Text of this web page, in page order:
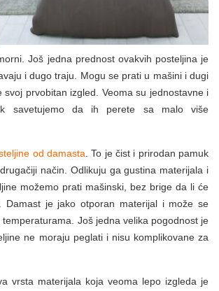
Još jedna prednost ovakvih posteljina je
i dugo traju. Mogu se prati u mašini i dugi
svoj prvobitan izgled. Veoma su jednostavne i
savetujemo da ih perete sa malo više
od damasta . To je čist i prirodan pamuk
način. Odlikuju ga gustina materijala i
možemo prati mašinski, bez brige da li će
Damast je jako otporan materijal i može se
Još jedna velika pogodnost je
ne moraju peglati i nisu komplikovane za
vrsta materijala koja veoma lepo izgleda je